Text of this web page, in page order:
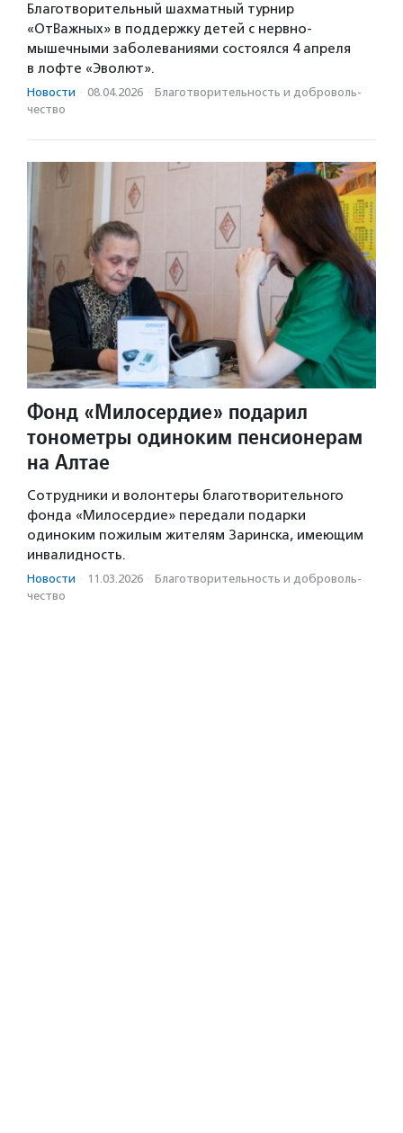
Благотворительный шахматный турнир
«ОтВажных» в поддержку детей с нервно-
мышечными заболеваниями состоялся 4 апреля
в лофте «Эволют».
Новости · 08.04.2026 · Благотвори­тель­ность и доброволь­
чест­во
Фонд «Милосердие» подарил
тонометры одиноким пенсионерам
на Алтае
Сотрудники и волонтеры благотворительного
фонда «Милосердие» передали подарки
одиноким пожилым жителям Заринска, имеющим
инвалидность.
Новости · 11.03.2026 · Благотвори­тель­ность и доброволь­
чест­во